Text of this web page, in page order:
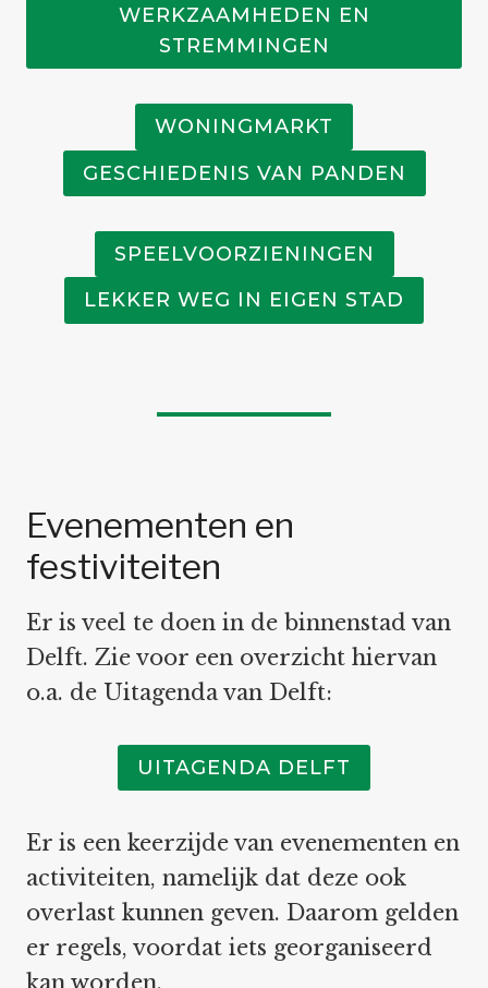
WERKZAAMHEDEN EN
STREMMINGEN
WONINGMARKT
GESCHIEDENIS VAN PANDEN
SPEELVOORZIENINGEN
LEKKER WEG IN EIGEN STAD
Evenementen en
festiviteiten
Er is veel te doen in de binnenstad van
Delft. Zie voor een overzicht hiervan
o.a. de Uitagenda van Delft:
UITAGENDA DELFT
Er is een keerzijde van evenementen en
activiteiten, namelijk dat deze ook
overlast kunnen geven. Daarom gelden
er regels, voordat iets georganiseerd
kan worden.